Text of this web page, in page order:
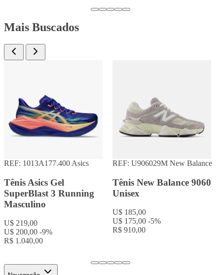
Mais Buscados
REF: 1013A177.400 Asics
Tênis Asics Gel
SuperBlast 3 Running
Masculino
U$ 219,00
U$ 200,00 -9%
R$ 1.040,00
REF: U906029M New Balance
Tênis New Balance 9060
Unisex
U$ 185,00
U$ 175,00 -5%
R$ 910,00